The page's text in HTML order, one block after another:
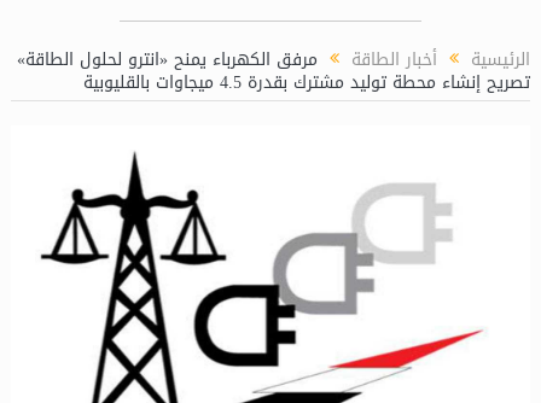
الرئيسية أخبار الطاقة مرفق الكهرباء يمنح «انترو لحلول الطاقة»
تصريح إنشاء محطة توليد مشترك بقدرة 4.5 ميجاوات بالقليوبية